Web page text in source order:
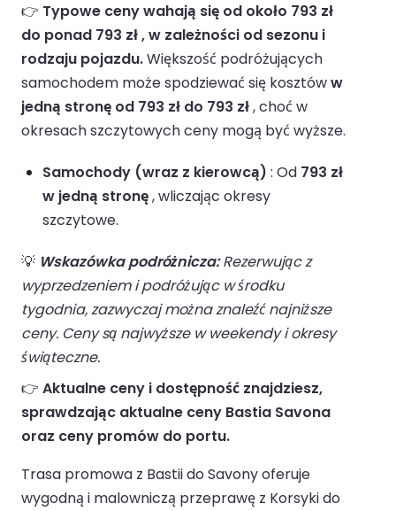
👉 Typowe ceny wahają się od około 793 zł
do ponad 793 zł , w zależności od sezonu i
rodzaju pojazdu.Większość podróżujących
samochodem może spodziewać się kosztóww
jedną stronę od 793 zł do 793 zł, choć w
okresach szczytowych ceny mogą być wyższe.
Samochody (wraz z kierowcą) : Od 793 zł
w jedną stronę, wliczając okresy
szczytowe.
💡 Wskazówka podróżnicza:Rezerwując z
wyprzedzeniem i podróżując w środku
tygodnia, zazwyczaj można znaleźć najniższe
ceny. Ceny są najwyższe w weekendy i okresy
świąteczne.
👉 Aktualne ceny i dostępność znajdziesz,
sprawdzając aktualne ceny Bastia Savona
oraz ceny promów do portu.
Trasa promowa z Bastii do Savony oferuje
wygodną i malowniczą przeprawę z Korsyki do